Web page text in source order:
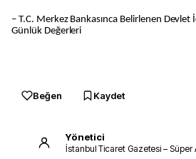
– T.C. Merkez Bankasınca Belirlenen
Günlük Değerleri
Beğen Kaydet
Yönetici
İstanbul Ticaret Gazetesi – Süper